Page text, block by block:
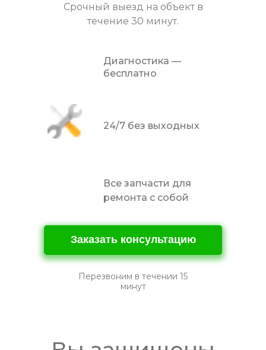
Все запчасти для
ремонта с собой
Диагностика —
бесплатно
24/7 без выходных
Заказать консультацию
Перезвоним в течении 15
минут
Срочный выезд на объект в
течение 30 минут.